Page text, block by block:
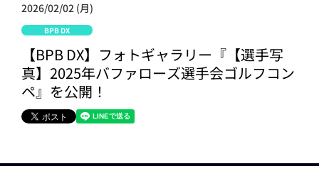
2026/02/02 (月)
BPB DX
【BPB DX】フォトギャラリー『【選手写
真】2025年バファローズ選手会ゴルフコン
ペ』を公開！